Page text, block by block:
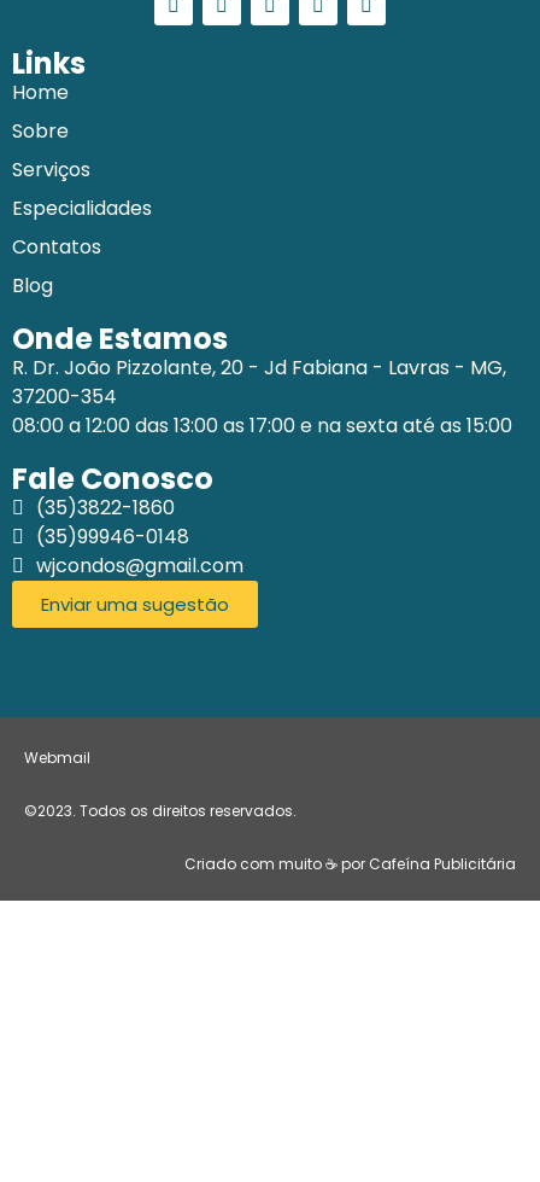
Links
Home
Sobre
Serviços
Especialidades
Contatos
Blog
Onde Estamos
R. Dr. João Pizzolante, 20 - Jd Fabiana - Lavras - MG,
37200-354
08:00 a 12:00 das 13:00 as 17:00 e na sexta até as 15:00
Fale Conosco
(35)3822-1860
(35)99946-0148
wjcondos@gmail.com
Enviar uma sugestão
Webmail
©2023. Todos os direitos reservados.
Criado com muito ☕ por Cafeína Publicitária